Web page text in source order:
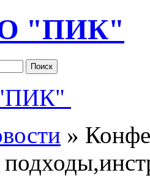
"ПИК"
Поиск
»